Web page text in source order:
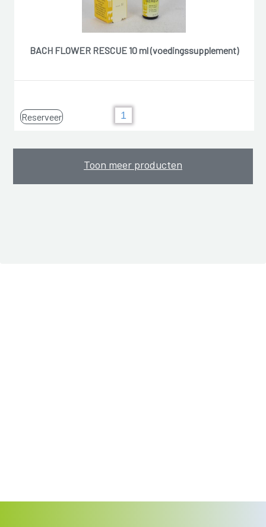
BACH FLOWER RESCUE 10 ml (voedingssupplement)
Reserveer
Toon meer producten